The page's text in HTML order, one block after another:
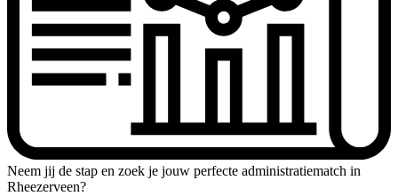
Neem jij de stap en zoek je jouw perfecte administratiematch in
Rheezerveen?